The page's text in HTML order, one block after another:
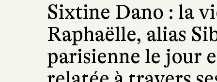
Sixtine Dano : la
Raphaëlle, alias
parisienne le jour